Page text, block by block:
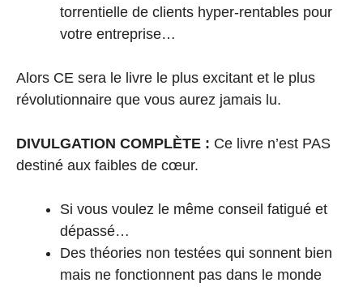
torrentielle de clients hyper-rentables pour
votre entreprise…
Alors CE sera le livre le plus excitant et le plus
révolutionnaire que vous aurez jamais lu.
DIVULGATION COMPLÈTE : Ce livre n’est PAS
destiné aux faibles de cœur.
Si vous voulez le même conseil fatigué et
dépassé…
Des théories non testées qui sonnent bien
mais ne fonctionnent pas dans le monde